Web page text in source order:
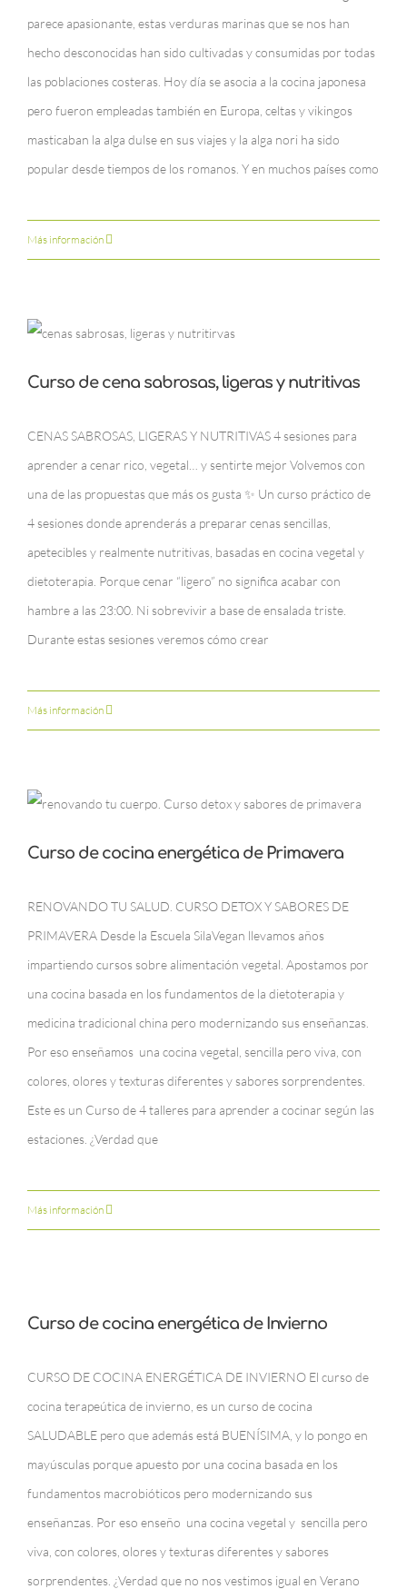
parece apasionante, estas verduras marinas que se nos han
hecho desconocidas han sido cultivadas y consumidas por todas
las poblaciones costeras. Hoy día se asocia a la cocina japonesa
pero fueron empleadas también en Europa, celtas y vikingos
masticaban la alga dulse en sus viajes y la alga nori ha sido
popular desde tiempos de los romanos. Y en muchos países como
Más información
Curso de cena sabrosas, ligeras y nutritivas
CENAS SABROSAS, LIGERAS Y NUTRITIVAS 4 sesiones para
aprender a cenar rico, vegetal… y sentirte mejor Volvemos con
una de las propuestas que más os gusta ✨ Un curso práctico de
4 sesiones donde aprenderás a preparar cenas sencillas,
apetecibles y realmente nutritivas, basadas en cocina vegetal y
dietoterapia. Porque cenar “ligero” no significa acabar con
hambre a las 23:00. Ni sobrevivir a base de ensalada triste.
Durante estas sesiones veremos cómo crear
Más información
Curso de cocina energética de Primavera
RENOVANDO TU SALUD. CURSO DETOX Y SABORES DE
PRIMAVERA Desde la Escuela SilaVegan llevamos años
impartiendo cursos sobre alimentación vegetal. Apostamos por
una cocina basada en los fundamentos de la dietoterapia y
medicina tradicional china pero modernizando sus enseñanzas.
Por eso enseñamos una cocina vegetal, sencilla pero viva, con
colores, olores y texturas diferentes y sabores sorprendentes.
Este es un Curso de 4 talleres para aprender a cocinar según las
estaciones. ¿Verdad que
Más información
Curso de cocina energética de Invierno
CURSO DE COCINA ENERGÉTICA DE INVIERNO El curso de
cocina terapeútica de invierno, es un curso de cocina
SALUDABLE pero que además está BUENÍSIMA, y lo pongo en
mayúsculas porque apuesto por una cocina basada en los
fundamentos macrobióticos pero modernizando sus
enseñanzas. Por eso enseño una cocina vegetal y sencilla pero
viva, con colores, olores y texturas diferentes y sabores
sorprendentes. ¿Verdad que no nos vestimos igual en Verano